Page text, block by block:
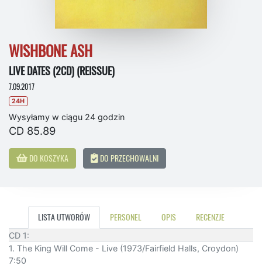
WISHBONE ASH
LIVE DATES (2CD) (REISSUE)
7.09.2017
24H
Wysyłamy w ciągu 24 godzin
CD 85.89
DO KOSZYKA DO PRZECHOWALNI
LISTA UTWORÓW PERSONEL OPIS RECENZJE
CD 1:
1. The King Will Come - Live (1973/Fairfield Halls, Croydon)
7:50